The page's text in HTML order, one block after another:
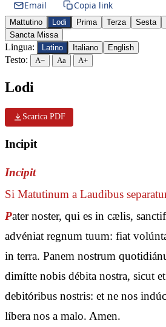
Email
Copia link
Mattutino Lodi Prima Terza Sesta
Sancta Missa
Lingua: Latino Italiano English
Testo: A− Aa A+
Lodi
Scarica PDF
Incipit
Incipit
Si Matutinum a Laudibus
Pater noster, qui es in cælis,
advéniat regnum tuum: fiat
in terra. Panem nostrum
dimítte nobis débita nostra, sicut
debitóribus nostris: et ne nos
líbera nos a malo. Amen.